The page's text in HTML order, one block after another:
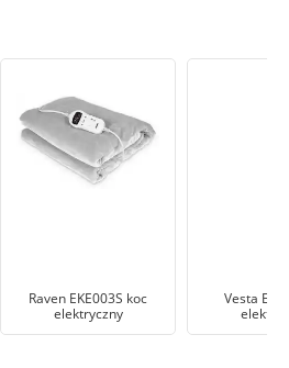
Raven EKE003S koc
elektryczny
Vesta